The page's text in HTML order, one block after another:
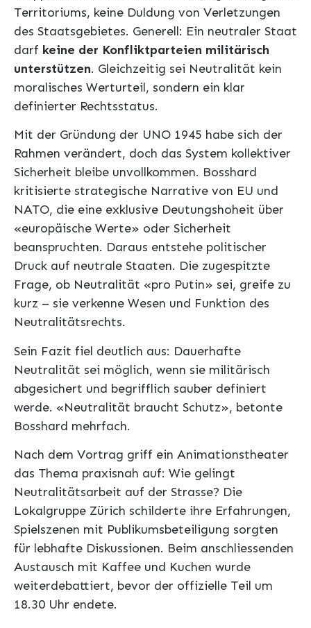
Territoriums, keine Duldung von Verletzungen
des Staatsgebietes. Generell: Ein neutraler Staat
darf keine der Konfliktparteien militärisch
unterstützen. Gleichzeitig sei Neutralität kein
moralisches Werturteil, sondern ein klar
definierter Rechtsstatus.
Mit der Gründung der UNO 1945 habe sich der
Rahmen verändert, doch das System kollektiver
Sicherheit bleibe unvollkommen. Bosshard
kritisierte strategische Narrative von EU und
NATO, die eine exklusive Deutungshoheit über
«europäische Werte» oder Sicherheit
beanspruchten. Daraus entstehe politischer
Druck auf neutrale Staaten. Die zugespitzte
Frage, ob Neutralität «pro Putin» sei, greife zu
kurz – sie verkenne Wesen und Funktion des
Neutralitätsrechts.
Sein Fazit fiel deutlich aus: Dauerhafte
Neutralität sei möglich, wenn sie militärisch
abgesichert und begrifflich sauber definiert
werde. «Neutralität braucht Schutz», betonte
Bosshard mehrfach.
Nach dem Vortrag griff ein Animationstheater
das Thema praxisnah auf: Wie gelingt
Neutralitätsarbeit auf der Strasse? Die
Lokalgruppe Zürich schilderte ihre Erfahrungen,
Spielszenen mit Publikumsbeteiligung sorgten
für lebhafte Diskussionen. Beim anschliessenden
Austausch mit Kaffee und Kuchen wurde
weiterdebattiert, bevor der offizielle Teil um
18.30 Uhr endete.